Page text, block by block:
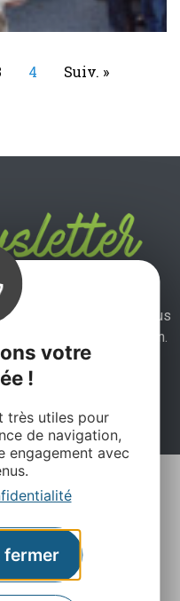
votre
!
très utiles pour
de navigation,
engagement avec
fermer
4 Suiv. »
mensuelle et laissez-vous
votre séjour en Aveyron.